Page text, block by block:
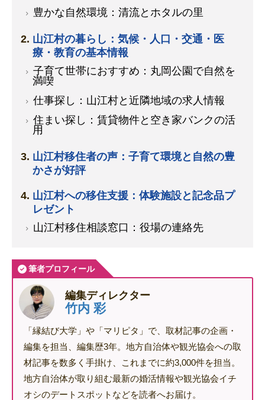
豊かな自然環境：清流とホタルの里
山江村の暮らし：気候・人口・交通・医
療・教育の基本情報
子育て世帯におすすめ：丸岡公園で自然を
満喫
仕事探し：山江村と近隣地域の求人情報
住まい探し：賃貸物件と空き家バンクの活
用
山江村移住者の声：子育て環境と自然の豊
かさが好評
山江村への移住支援：体験施設と記念品プ
レゼント
山江村移住相談窓口：役場の連絡先
筆者プロフィール
編集ディレクター
竹内 彩
「縁結び大学」や「マリピタ」で、取材記事の企画・
編集を担当、編集歴3年。地方自治体や観光協会への取
材記事を数多く手掛け、これまでに約3,000件を担当。
地方自治体が取り組む最新の婚活情報や観光協会イチ
オシのデートスポットなどを読者へお届け。